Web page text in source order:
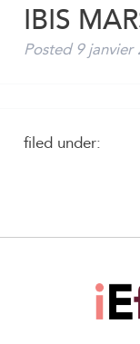
IBIS
Posted9 janvier
filed under: